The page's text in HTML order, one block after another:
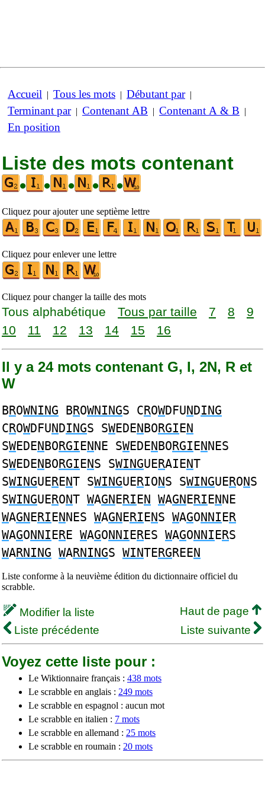
Accueil | Tous les mots | Débutant par|
Terminant par| Contenant AB | Contenant A & B |
En position
Liste des mots contenant
•
• • • •
Cliquez pour ajouter une septième lettre
Cliquez pour enlever une lettre
Cliquez pour changer la taille des mots
Tous alphabétique Tous par taille 7 8
9
10
11 12 13 14 15 16
Il y a 24 mots contenant G, I, 2N, R et
W
BROWNING BROWNINGS CROWDFUNDING
CROWDFUNDINGS SWEDENBORGIEN
SWEDENBORGIENNE SWEDENBORGIENNES
SWEDENBORGIENS SWINGUERAIENT
SWINGUERENT SWINGUERIONS SWINGUERONS
SWINGUERONT WAGNERIEN WAGNERIENNE
WAGNERIENNES WAGNERIENS WAGONNIER
WAGONNIERE WAGONNIERES WAGONNIERS
WARNING WARNINGS WINTERGREEN
Liste conforme à la neuvième édition du dictionnaire officiel du
scrabble.
Modifier la liste
Haut de page
Liste précédente
Liste suivante
Voyez cette liste pour :
Le Wiktionnaire français : 438 mots
Le scrabble en anglais : 249 mots
Le scrabble en espagnol : aucun mot
Le scrabble en italien : 7 mots
Le scrabble en allemand : 25 mots
Le scrabble en roumain : 20 mots